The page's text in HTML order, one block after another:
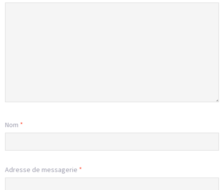
Nom *
Adresse de messagerie *